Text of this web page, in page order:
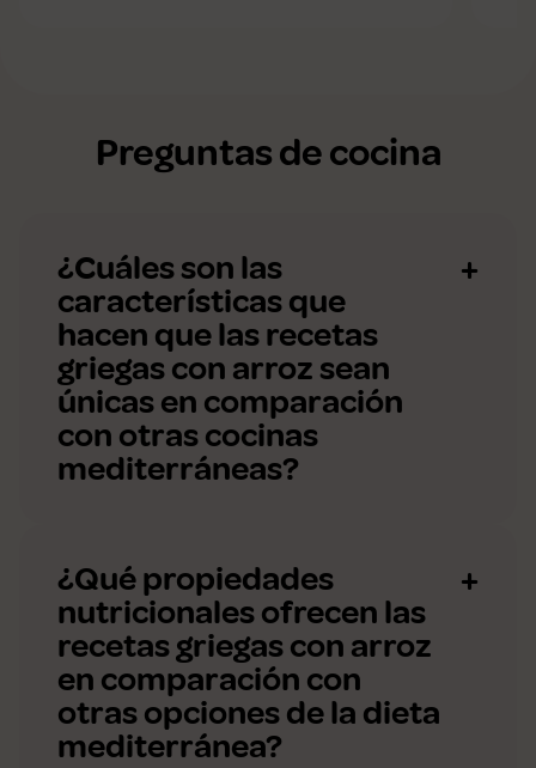
Preguntas de cocina
¿Cuáles son las
características que
hacen que las recetas
griegas con arroz sean
únicas en comparación
con otras cocinas
mediterráneas?
¿Qué propiedades
nutricionales ofrecen las
recetas griegas con arroz
en comparación con
otras opciones de la dieta
mediterránea?